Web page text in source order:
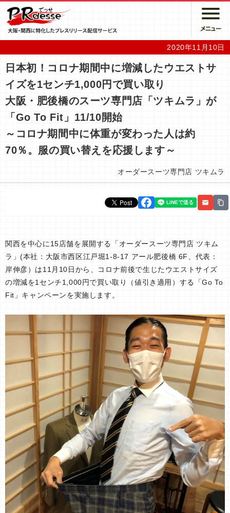
2020年11月10日
日本初！コロナ期間中に増減したウエストサ
イズを1センチ1,000円で買い取り
大阪・肥後橋のスーツ専門店「ツキムラ」が
「Go To Fit」11/10開始
～コロナ期間中に体重が変わった人は約
70％。服の買い替えを応援します～
オーダースーツ専門店 ツキムラ
関西を中心に15店舗を展開する「オーダースーツ専門店 ツキム
ラ」(本社：大阪市西区江戸堀1-8-17 アール肥後橋 6F、代表：
岸伸彦）は11月10日から、コロナ前後で生じたウエストサイズ
の増減を1センチ1,000円で買い取り（値引き適用）する「Go To
Fit」キャンペーンを実施します。